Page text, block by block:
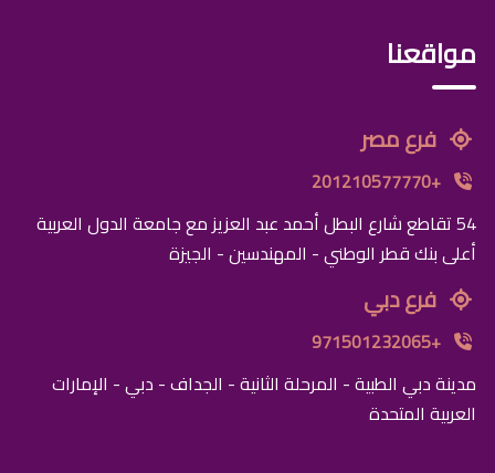
مواقعنا
فرع مصر
+201210577770
54 تقاطع شارع البطل أحمد عبد العزيز مع جامعة الدول العربية
أعلى بنك قطر الوطني - المهندسين - الجيزة
فرع دبي
+971501232065
مدينة دبي الطبية - المرحلة الثانية - الجداف - دبي - الإمارات
العربية المتحدة